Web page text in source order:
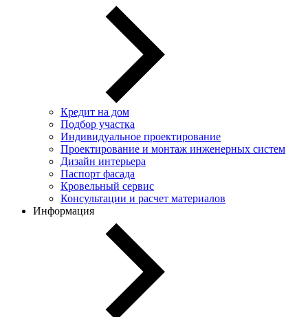
Кредит на дом
Подбор участка
Индивидуальное проектирование
Проектирование и монтаж инженерных систем
Дизайн интерьера
Паспорт фасада
Кровельный сервис
Консультации и расчет материалов
Информация